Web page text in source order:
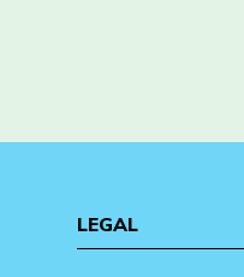
LEGAL